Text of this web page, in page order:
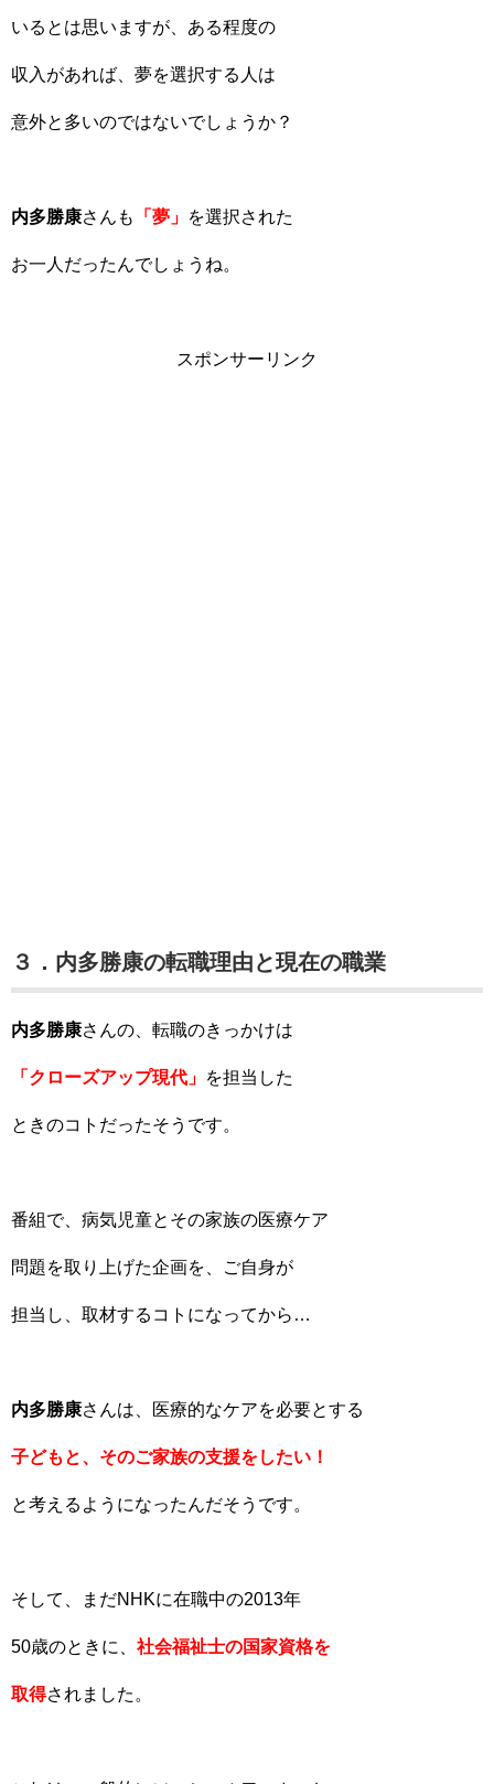
いるとは思いますが、ある程度の
収入があれば、夢を選択する人は
意外と多いのではないでしょうか？
内多勝康さんも 「夢」 を選択された
お一人だったんでしょうね。
スポンサーリンク
３．内多勝康の転職理由と現在の職業
内多勝康さんの、転職のきっかけは
「クローズアップ現代」 を担当した
ときのコトだったそうです。
番組で、病気児童とその家族の医療ケア
問題を取り上げた企画を、ご自身が
担当し、取材するコトになってから…
内多勝康さんは、医療的なケアを必要とする
子どもと、そのご家族の支援をしたい！
と考えるようになったんだそうです。
そして、まだNHKに在職中の2013年
50歳のときに、 社会福祉士の国家資格を
取得されました。